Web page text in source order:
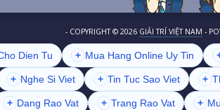
- COPYRIGHT © 2026 GIẢI TRÍ VIỆT NAM -
Dien Tu + Mua Hang Online Uy Tin
+ Nghe Si Viet + Tin Tuc Sao Viet +
+ Dang Rao Vat + Trang Rao Vat +